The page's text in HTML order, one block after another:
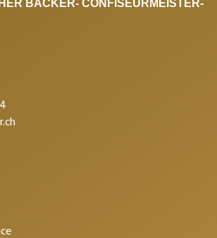
BÄCKER- CONFISEURMEISTER-